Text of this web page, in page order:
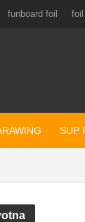
funboard foil foil
SUP